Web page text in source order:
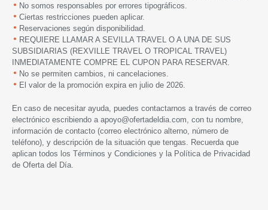
No somos responsables por errores tipográficos.
Ciertas restricciones pueden aplicar.
Reservaciones según disponibilidad.
REQUIERE LLAMAR A SEVILLA TRAVEL O A UNA DE SUS
SUBSIDIARIAS (REXVILLE TRAVEL O TROPICAL TRAVEL)
INMEDIATAMENTE COMPRE EL CUPON PARA RESERVAR.
No se permiten cambios, ni cancelaciones.
El valor de la promoción expira en julio de 2026.
En caso de necesitar ayuda, puedes contactarnos a través de correo
electrónico escribiendo a apoyo@ofertadeldia.com , con tu nombre,
información de contacto (correo electrónico alterno, número de
teléfono), y descripción de la situación que tengas. Recuerda que
aplican todos los Términos y Condiciones y la Política de Privacidad
de Oferta del Día.